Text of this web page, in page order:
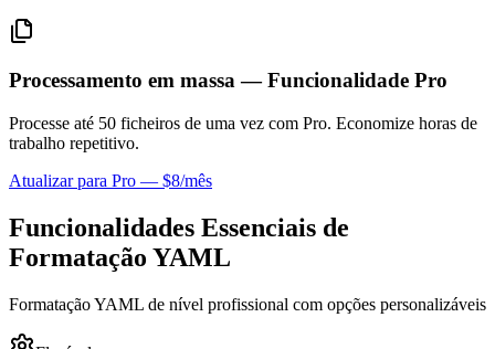
Processamento em massa — Funcionalidade Pro
Processe até 50 ficheiros de uma vez com Pro. Economize horas de
trabalho repetitivo.
Atualizar para Pro — $8/mês
Funcionalidades Essenciais de
Formatação YAML
Formatação YAML de nível profissional com opções personalizáveis